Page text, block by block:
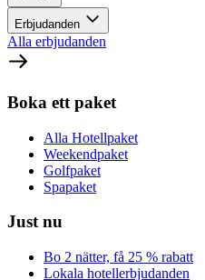
Erbjudanden
Alla erbjudanden
Boka ett paket
Alla Hotellpaket
Weekendpaket
Golfpaket
Spapaket
Just nu
Bo 2 nätter, få 25 % rabatt
Lokala hotellerbjudanden